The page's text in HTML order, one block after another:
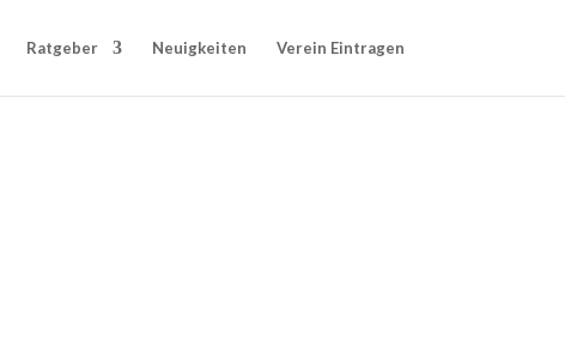
Ratgeber Neuigkeiten Verein Eintragen